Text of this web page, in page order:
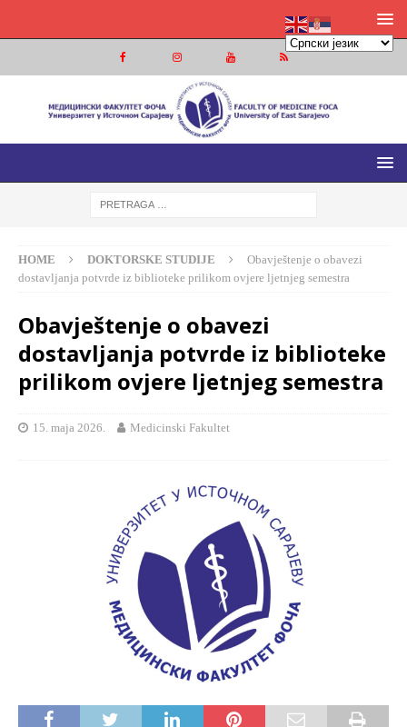
MEDICINSKI FAKULTET FOČA
MEDICINSKI FAKULTET UNIVERZITETA U ISTOČNOM
HOME DOKTORSKE STUDIJE
Obavještenje o obavezi
dostavljanja potvrde iz biblioteke prilikom ovjere ljetnjeg semestra
Obavještenje o obavezi
dostavljanja potvrde iz biblioteke
prilikom ovjere ljetnjeg semestra
15. maja 2026. Medicinski Fakultet